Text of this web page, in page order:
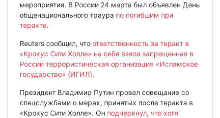
мероприятия. В России 24 марта был объявлен День
общенационального траура по погибшим при
теракте.
Reuters сообщил, что ответственность за теракт в
«Крокус Сити Холле» на себя взяла запрещенная в
России террористическая организация «Исламское
государство» (ИГИЛ).
Президент Владимир Путин провел совещание со
спецслужбами о мерах, принятых после теракта в
«Крокус Сити Холле». Он подчеркнул, что хотя